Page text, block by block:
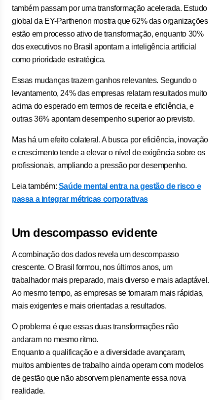
também passam por uma transformação acelerada. Estudo
global da EY-Parthenon mostra que 62% das organizações
estão em processo ativo de transformação, enquanto 30%
dos executivos no Brasil apontam a inteligência artificial
como prioridade estratégica.
Essas mudanças trazem ganhos relevantes. Segundo o
levantamento, 24% das empresas relatam resultados muito
acima do esperado em termos de receita e eficiência, e
outras 36% apontam desempenho superior ao previsto.
Mas há um efeito colateral. A busca por eficiência, inovação
e crescimento tende a elevar o nível de exigência sobre os
profissionais, ampliando a pressão por desempenho.
Leia também: Saúde mental entra na gestão de risco e
passa a integrar métricas corporativas
Um descompasso evidente
A combinação dos dados revela um descompasso
crescente. O Brasil formou, nos últimos anos, um
trabalhador mais preparado, mais diverso e mais adaptável.
Ao mesmo tempo, as empresas se tornaram mais rápidas,
mais exigentes e mais orientadas a resultados.
O problema é que essas duas transformações não
andaram no mesmo ritmo.
Enquanto a qualificação e a diversidade avançaram,
muitos ambientes de trabalho ainda operam com modelos
de gestão que não absorvem plenamente essa nova
realidade.